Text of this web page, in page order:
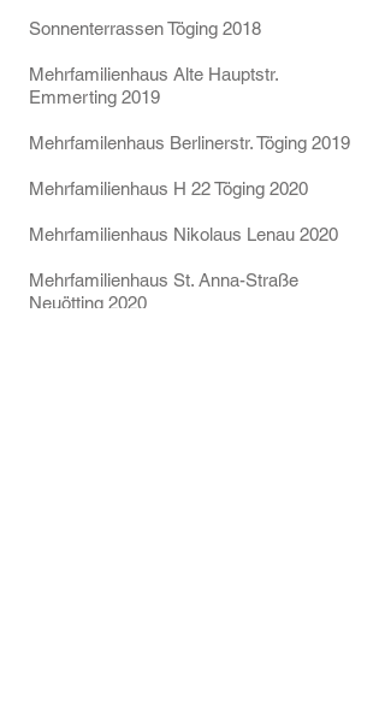
Sonnenterrassen Töging 2018
Mehrfamilienhaus Alte Hauptstr.
Emmerting 2019
Mehrfamilenhaus Berlinerstr. Töging 2019
Mehrfamilienhaus H 22 Töging 2020
Mehrfamilienhaus Nikolaus Lenau 2020
Mehrfamilienhaus St. Anna-Straße
Neuötting 2020